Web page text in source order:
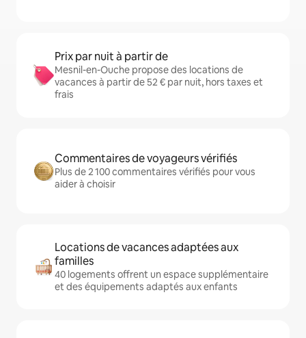
Prix par nuit à partir de
Mesnil-en-Ouche propose des locations de
vacances à partir de 52 € par nuit, hors taxes et
frais
Commentaires de voyageurs vérifiés
Plus de 2 100 commentaires vérifiés pour vous
aider à choisir
Locations de vacances adaptées aux
familles
40 logements offrent un espace supplémentaire
et des équipements adaptés aux enfants